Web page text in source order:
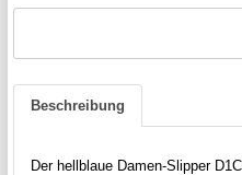
Beschreibung
Der hellblaue Damen-Slipper